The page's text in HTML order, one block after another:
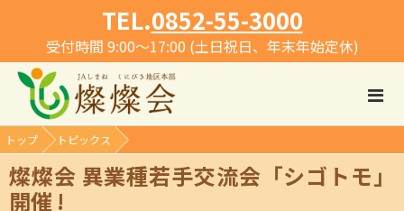
TEL.0852-55-3000
受付時間 9:00～17:00 (土日祝日、年末年始定休)
トップ トピックス
燦燦会 異業種若手交流会「シゴトモ」
開催 !